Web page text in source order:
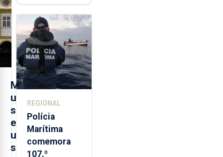
M
u
s
e
u
s
contraditória"
sobre
evolução
turística
REGIONAL
Polícia
Marítima
comemora
107.º